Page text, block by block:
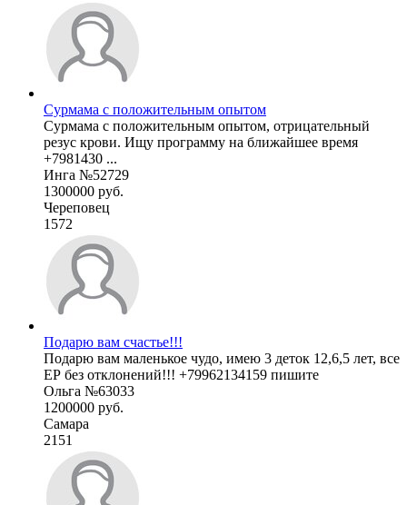
Сурмама с положительным опытом
Сурмама с положительным опытом, отрицательный
резус крови. Ищу программу на ближайшее время
+7981430 ...
Инга №52729
1300000 руб.
Череповец
1572
Подарю вам счастье!!!
Подарю вам маленькое чудо, имею 3 деток 12,6,5 лет, все
ЕР без отклонений!!! +79962134159 пишите
Ольга №63033
1200000 руб.
Самара
2151